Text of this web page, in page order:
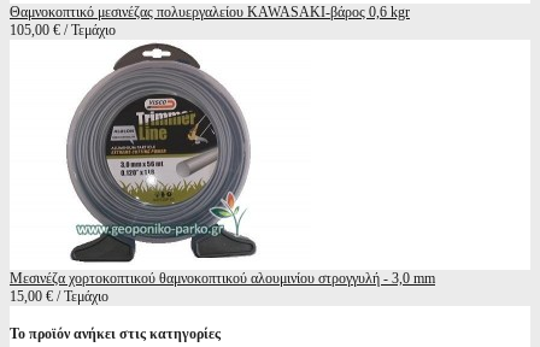
Θαμνοκοπτικό μεσινέζας πολυεργαλείου KAWASAKI-βάρος 0,6 kgr
105,00 € / Τεμάχιο
Μεσινέζα χορτοκοπτικού θαμνοκοπτικού αλουμινίου στρογγυλή - 3,0 mm
15,00 € / Τεμάχιο
Το προϊόν ανήκει στις κατηγορίες